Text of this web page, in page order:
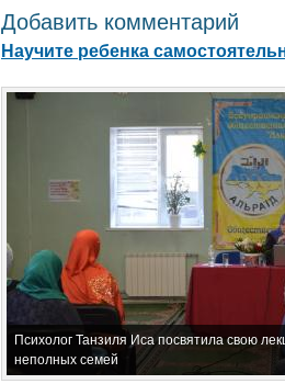
Добавить комментарий
Научите ребенка
Психолог Танзиля Иса посвятила свою
неполных семей